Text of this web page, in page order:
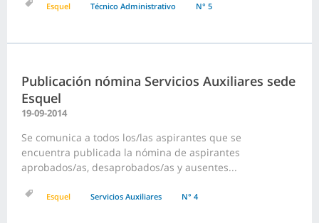
Esquel Técnico Administrativo N° 5
Publicación nómina Servicios Auxiliares sede
Esquel
19-09-2014
Se comunica a todos los/las aspirantes que se
encuentra publicada la nómina de aspirantes
aprobados/as, desaprobados/as y ausentes...
Esquel Servicios Auxiliares N° 4